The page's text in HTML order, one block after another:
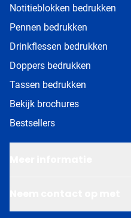
Notitieblokken bedrukken
Pennen bedrukken
Drinkflessen bedrukken
Doppers bedrukken
Tassen bedrukken
Bekijk brochures
Bestsellers